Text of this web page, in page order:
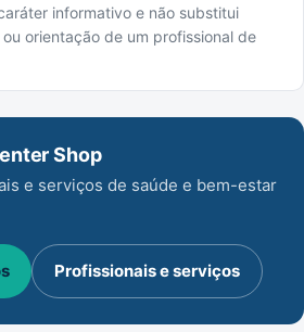
informativo e não substitui
orientação de um profissional de
Shop
e serviços de saúde e bem-estar
Profissionais e serviços